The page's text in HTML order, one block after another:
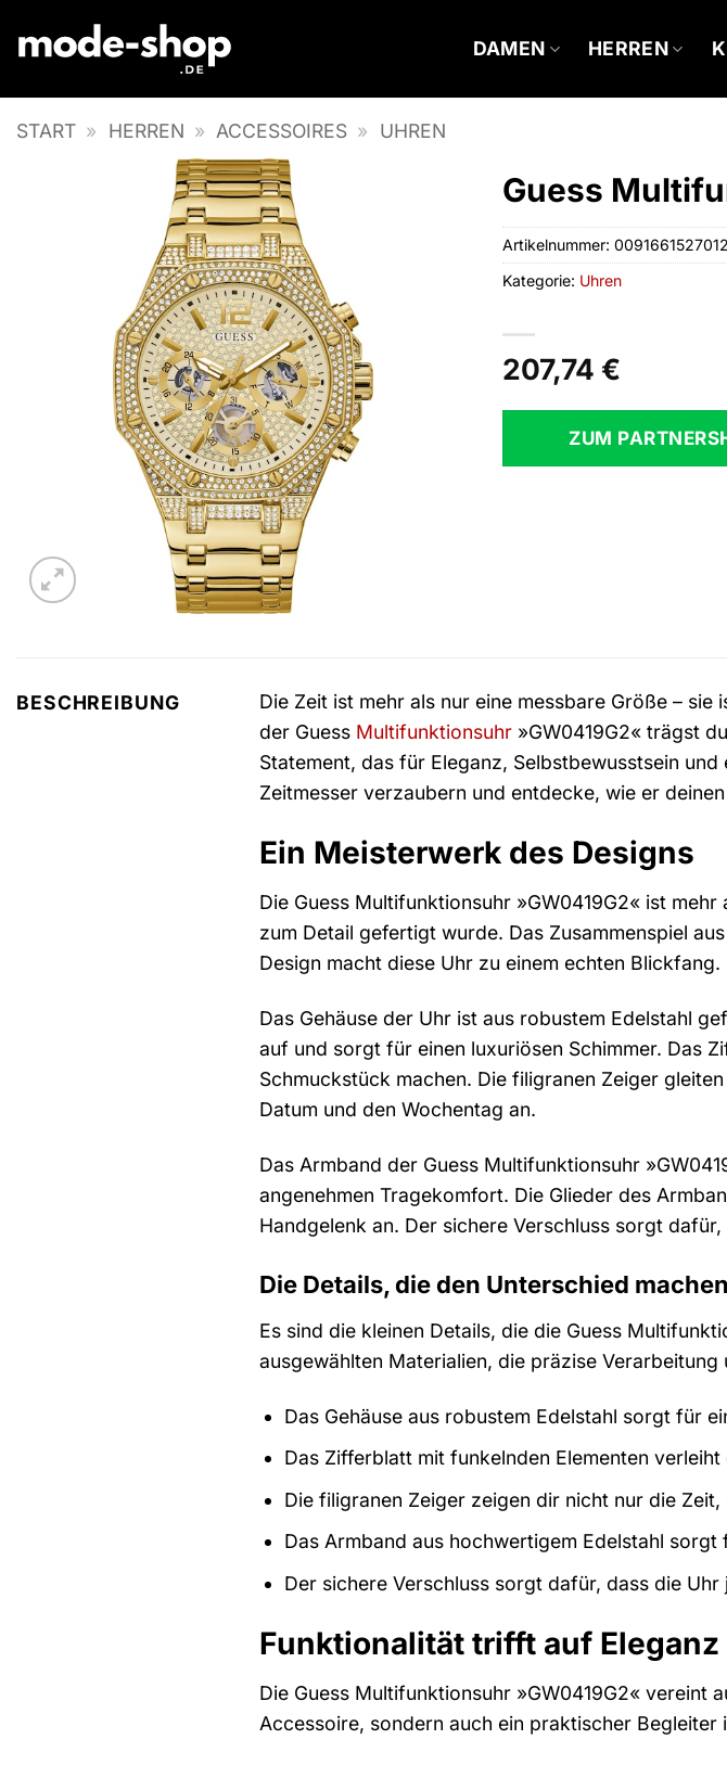
Inhalt
DAMEN HERREN
START » HERREN » ACCESSOIRES » UHREN
Guess
207,74 €
ZUM
Artikelnummer: 0091661527012
Kategorie: Uhren
BESCHREIBUNG
Die Zeit ist mehr als nur eine messbare Größe –
der Guess Multifunktionsuhr »GW0419G2« trägst
Statement, das für Eleganz, Selbstbewusstsein
Zeitmesser verzaubern und entdecke, wie er
Ein Meisterwerk des Designs
Die Guess Multifunktionsuhr »GW0419G2« ist
zum Detail gefertigt wurde. Das Zusammenspiel
Design macht diese Uhr zu einem echten Blickfang.
Das Gehäuse der Uhr ist aus robustem Edelstahl
auf und sorgt für einen luxuriösen Schimmer. Das
Schmuckstück machen. Die filigranen Zeiger
Datum und den Wochentag an.
Das Armband der Guess Multifunktionsuhr
angenehmen Tragekomfort. Die Glieder des
Handgelenk an. Der sichere Verschluss sorgt
Die Details, die den Unterschied machen
Es sind die kleinen Details, die die Guess
ausgewählten Materialien, die präzise
Das Gehäuse aus robustem Edelstahl sorgt für
Das Zifferblatt mit funkelnden Elementen
Die filigranen Zeiger zeigen dir nicht nur die
Das Armband aus hochwertigem Edelstahl
Der sichere Verschluss sorgt dafür, dass die
Funktionalität trifft auf Eleganz
Die Guess Multifunktionsuhr »GW0419G2« vereint
Accessoire, sondern auch ein praktischer Begleiter